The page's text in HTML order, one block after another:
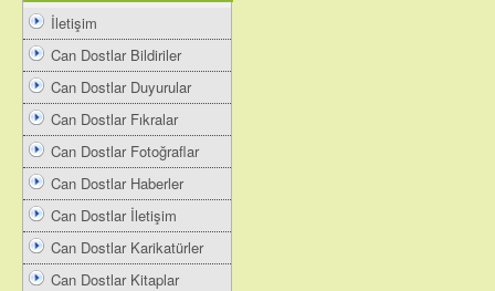
İletişim
Can Dostlar Bildiriler
Can Dostlar Duyurular
Can Dostlar Fıkralar
Can Dostlar Fotoğraflar
Can Dostlar Haberler
Can Dostlar İletişim
Can Dostlar Karikatürler
Can Dostlar Kitaplar